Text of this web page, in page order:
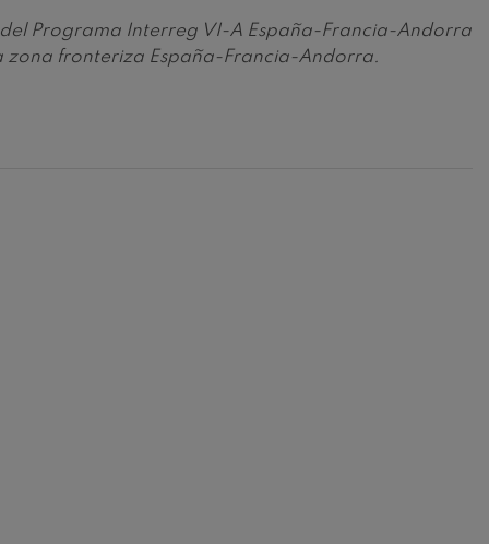
Programa Interreg VI-A España-Francia-Andorra
zona fronteriza España-Francia-Andorra.